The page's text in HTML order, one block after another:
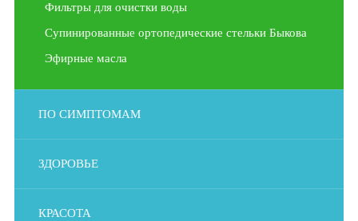
Фильтры для очистки воды
Супинированные ортопедические стельки Быкова
Эфирные масла
ПО СИМПТОМАМ
ЗДОРОВЬЕ
КРАСОТА